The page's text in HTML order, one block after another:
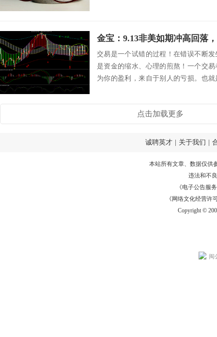
金宝：9.13非美如期冲高回落
交易是一个试错的过程！在错误不断
是资金的缩水、心理的煎熬！一个交
为你的盈利，来自于别人的亏损。也
点击加载更多
诚聘英才 关于我们
本站所有文章、数据仅供
违法和不
《电子公告服务
《网络文化经营许
Copyright ©
闽